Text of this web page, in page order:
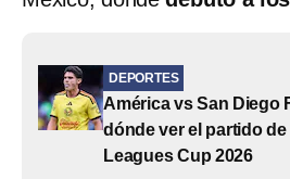
DEPORTES
América vs San Diego
dónde ver el partido
Leagues Cup 2026